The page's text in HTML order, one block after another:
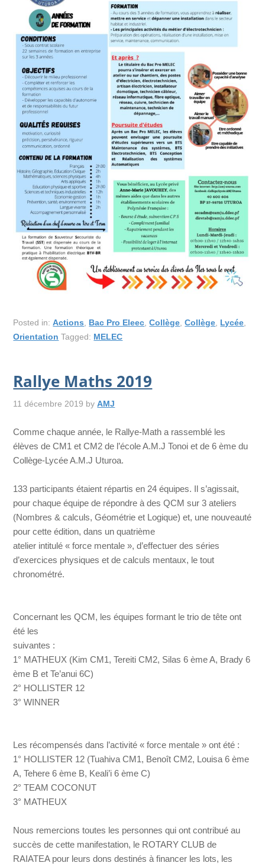
Posted in:Actions Bac Pro Eleec ,Collège ,Collège Lycée
Orientation Tagged: MELEC
Rallye Maths 2019
11 décembre 2019 byAMJ
Comme chaque année, le Rallye-Math a rassemblé les
élèves de CM1 et CM2 de l’école A.M.J Tonoi et de 6 ème du
Collège-Lycée A.M.J Uturoa.
133 participants étaient répartis en 24 équipes. Il s’agissait,
pour chaque équipe de répondre à des QCM sur 3 ateliers
(Nombres & calculs, Géométrie et Logique) et, une nouveauté
pour cette édition, dans un quatrième
atelier intitulé « force mentale », d’effectuer des séries
d’exercices physiques et de calculs mentaux, le tout
chronométré.
Concernant les QCM, les équipes formant le trio de tête ont
été les
suivantes :
1° MATHEUX (Kim CM1, Tereiti CM2, Silas 6 ème A, Brady 6
ème B et Te’anui 6C)
2° HOLLISTER 12
3° WINNER
Les récompensés dans l’activité « force mentale » ont été :
1° HOLLISTER 12 (Tuahiva CM1, Benoît CM2, Louisa 6 ème
A, Tehere 6 ème B, Keali’i 6 ème C)
2° TEAM COCONUT
3° MATHEUX
Nous remercions toutes les personnes qui ont contribué au
succès de cette manifestation, le ROTARY CLUB de
RAIATEA pour leurs dons destinés à financer les lots, les